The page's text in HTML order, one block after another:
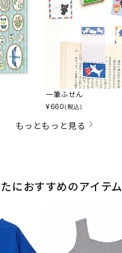
一筆ふせん
¥660(税込)
もっともっと見る
におすすめのアイテム